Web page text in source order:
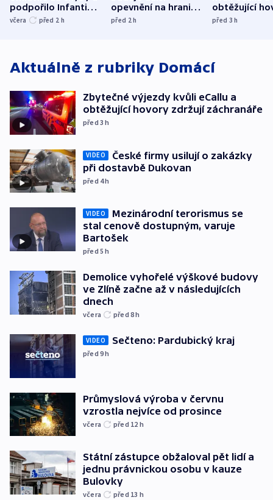
podpořilo Infantina.
UEFA trvá na
včera před 2 h
opevnění na hranici
s Běloruskem
před 2h
obtěžující
zdržují
před 3h
Aktuálně z rubriky Domácí
Zbytečné výjezdy kvůli eCallu a
obtěžující hovory zdržují záchranáře
před 3h
VIDEO
České firmy usilují o zakázky
při dostavbě Dukovan
před 4h
VIDEO
Mezinárodní terorismus se
stal cenově dostupným, varuje
Bartošek
před 5h
Demolice vyhořelé výškové budovy
ve Zlíně začne až v následujících
dnech
včera před 8h
VIDEO Sečteno: Pardubický kraj
před 9h
Průmyslová výroba v červnu
vzrostla nejvíce od prosince
včera před 12 h
Státní zástupce obžaloval pět lidí a
jednu právnickou osobu v kauze
Bulovky
včera před 13 h